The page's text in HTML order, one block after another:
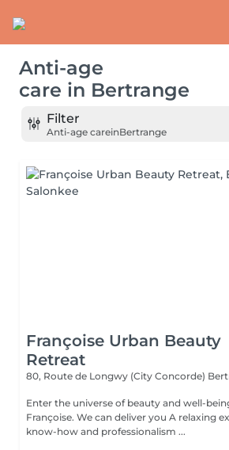
Anti-age
care in Bertrange
Filter
Anti-age careinBertrange
Françoise Urban Beauty
Retreat
80, Route de Longwy (City Concorde)
Enter the universe of beauty and well-
Françoise. We can deliver you A relaxing
know-how and professionalism ...